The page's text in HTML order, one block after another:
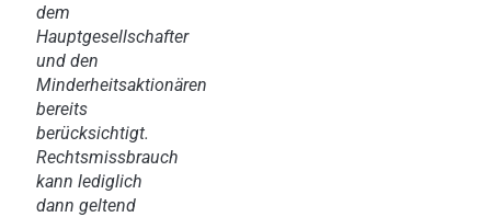
dem
Hauptgesellschafter
und den
Minderheitsaktionären
bereits
berücksichtigt.
Rechtsmissbrauch
kann lediglich
dann geltend